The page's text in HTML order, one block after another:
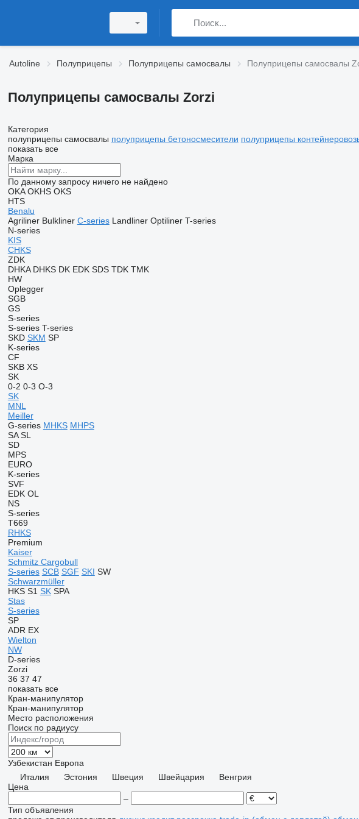
Autoline Полуприцепы Полуприцепы самосвалы Полуприцепы самосвалы
Полуприцепы самосвалы Zorzi
Категория
полуприцепы самосвалы полуприцепы бетоносмесители полуприцепы
показать все
Марка
По данному запросу ничего не найдено
OKA OKHS OKS
HTS
Benalu
Agriliner Bulkliner C-series Landliner Optiliner T-series
N-series
KIS
CHKS
ZDK
DHKA DHKS DK EDK SDS TDK TMK
HW
Oplegger
SGB
GS
S-series
S-series T-series
SKD SKM SP
K-series
CF
SKB XS
SK
0-2 0-3 O-3
SK
MNL
Meiller
G-series MHKS MHPS
SA SL
SD
MPS
EURO
K-series
SVF
EDK OL
NS
S-series
T669
RHKS
Premium
Kaiser
Schmitz Cargobull
S-series SCB SGF SKI SW
Schwarzmüller
HKS S1 SK SPA
Stas
S-series
SP
ADR EX
Wielton
NW
D-series
Zorzi
36 37 47
показать все
Кран-манипулятор
Кран-манипулятор
Место расположения
Поиск по радиусу
Узбекистан Европа
Италия
Эстония Швеция Швейцария
Венгрия
Цена
–
Тип объявления